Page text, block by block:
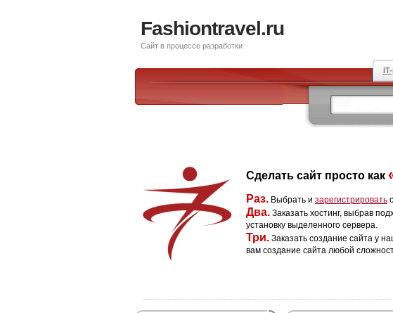
Fashiontravel.ru
Сайт в процессе разработки
Сделать сайт просто как
Раз. Выбрать и зарегистрировать
Два. Заказать хостинг, выбрав
установку выделенного сервера.
Три. Заказать создание сайта у
вам создание сайта любой